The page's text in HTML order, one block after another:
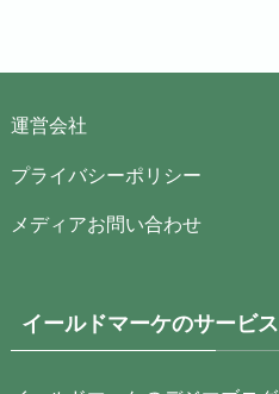
運営会社
プライバシーポリシー
メディアお問い合わせ
イールドマーケのサービス